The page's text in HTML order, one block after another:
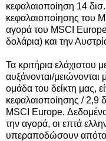
κεφαλαιοποίηση 14
κεφαλαιοποίησης του
αγορά του MSCI
δολάρια) και την
Τα κριτήρια ελάχιστου
αυξάνονται/
ομάδα του δείκτη μας,
κεφαλαιοποίησης / 2,9
MSCI Europe.
την αγορά, οι επτά
υπεραποδώσουν